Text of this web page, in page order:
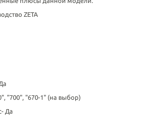
ZETA
"700", "670-1" (на выбор)
Да